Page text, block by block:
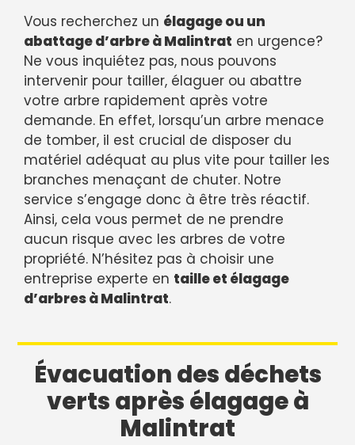
Vous recherchez un élagage ou un
abattage d’arbre à Malintrat en urgence?
Ne vous inquiétez pas, nous pouvons
intervenir pour tailler, élaguer ou abattre
votre arbre rapidement après votre
demande. En effet, lorsqu’un arbre menace
de tomber, il est crucial de disposer du
matériel adéquat au plus vite pour tailler les
branches menaçant de chuter. Notre
service s’engage donc à être très réactif.
Ainsi, cela vous permet de ne prendre
aucun risque avec les arbres de votre
propriété. N’hésitez pas à choisir une
entreprise experte en taille et élagage
d’arbres à Malintrat.
Évacuation des déchets
verts après élagage à
Malintrat